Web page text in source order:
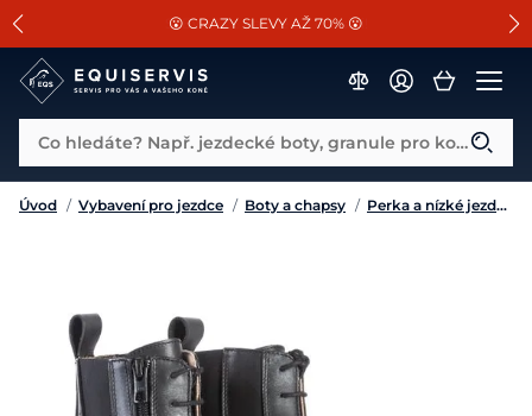
SLEVA 13% na vše od Cassini!
😮 CRAZY SLEVY AŽ 70% 😮
📐Pasování a doplňky k vybraným sedlům ZDARMA 🐴
Co hledáte? Např. jezdecké boty, granule pro koně...
Úvod / Vybavení pro jezdce / Boty a chapsy / Perka a nízké jezdecké boty